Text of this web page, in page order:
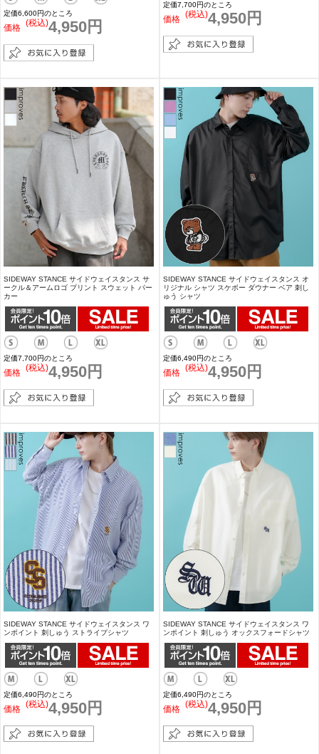
定価6,600円のところ
価格 4,950円
(税込)
定価7,700円のところ
価格 4,950円
(税込)
SIDEWAY STANCE サイドウェイスタンス サ
ークル＆アームロゴ プリント スウェット パー
カー
定価7,700円のところ
価格 4,950円
(税込)
SIDEWAY STANCE サイドウェイスタンス オ
リジナル シャツ スケボー ダウナー ベア 刺し
ゅう シャツ
定価6,490円のところ
価格 4,950円
(税込)
SIDEWAY STANCE サイドウェイスタンス ワ
ンポイント 刺しゅう ストライプシャツ
定価6,490円のところ
価格 4,950円
(税込)
SIDEWAY STANCE サイドウェイスタンス ワ
ンポイント 刺しゅう オックスフォードシャツ
定価6,490円のところ
価格 4,950円
(税込)